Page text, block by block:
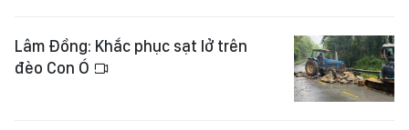
Lâm Đồng: Khắc phục sạt lở trên
đèo Con Ó